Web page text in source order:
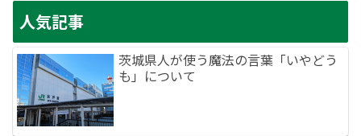
人気記事
茨城県人が使う魔法の言葉「いやどう
も」について